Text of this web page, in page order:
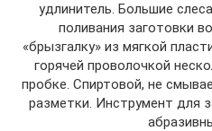
удлинитель. Большие
поливания заготовки
«брызгалку» из мягкой
горячей проволочкой
пробке. Спиртовой, не
разметки. Инструмент для